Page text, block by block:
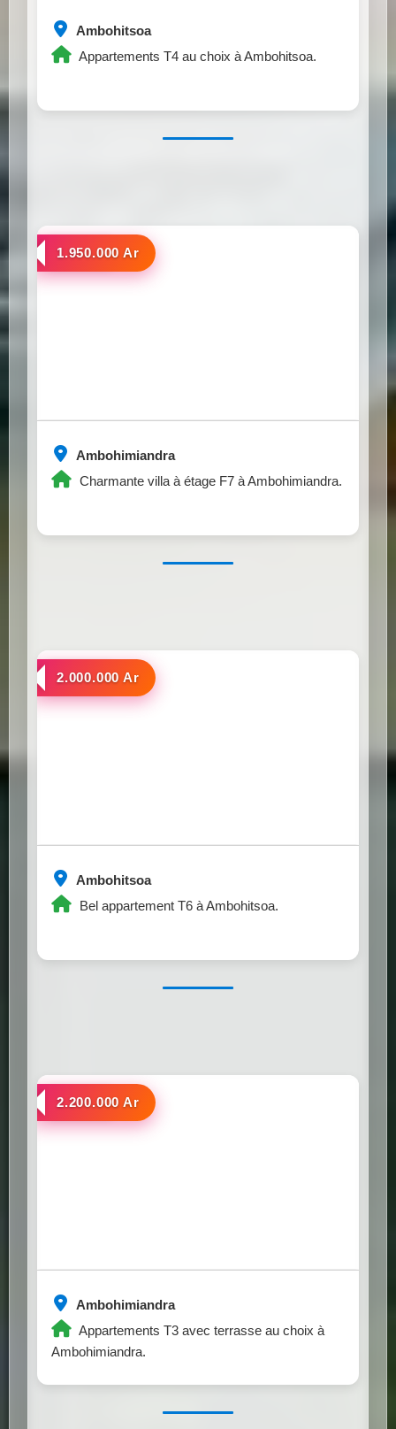
Ambohitsoa
Appartements T4 au choix à Ambohitsoa.
Ambohimiandra
Charmante villa à étage F7 à Ambohimiandra.
a louer
1.950.000 Ar
Ambohitsoa
Bel appartement T6 à Ambohitsoa.
a louer
2.000.000 Ar
Ambohimiandra
Appartements T3 avec terrasse au choix à
Ambohimiandra.
a louer
2.200.000 Ar